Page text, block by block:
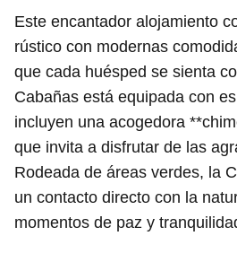
Este encantador alojamiento
rústico con modernas
que cada huésped se sienta
Cabañas está equipada con
incluyen una acogedora
que invita a disfrutar de las
Rodeada de áreas verdes, la
un contacto directo con la
momentos de paz y